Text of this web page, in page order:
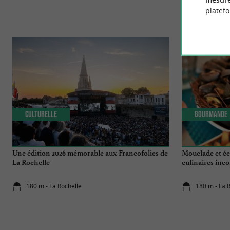
Une édition 2026 mémorable aux Francofolies de
La Rochelle
180 m - La Rochelle
Culturelle
Mouclade et
culinaires
180 m - La
Gourmande